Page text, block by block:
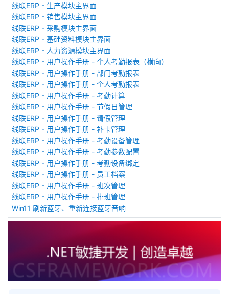
线联ERP - 生产模块主界面
线联ERP - 销售模块主界面
线联ERP - 采购模块主界面
线联ERP - 基础资料模块主界面
线联ERP - 人力资源模块主界面
线联ERP - 用户操作手册 - 个人考勤报表（横向）
线联ERP - 用户操作手册 - 部门考勤报表
线联ERP - 用户操作手册 - 个人考勤报表
线联ERP - 用户操作手册 - 考勤计算
线联ERP - 用户操作手册 - 节假日管理
线联ERP - 用户操作手册 - 请假管理
线联ERP - 用户操作手册 - 补卡管理
线联ERP - 用户操作手册 - 考勤设备管理
线联ERP - 用户操作手册 - 考勤参数配置
线联ERP - 用户操作手册 - 考勤设备绑定
线联ERP - 用户操作手册 - 员工档案
线联ERP - 用户操作手册 - 班次管理
线联ERP - 用户操作手册 - 排班管理
Win11 刷新蓝牙、重新连接蓝牙音响